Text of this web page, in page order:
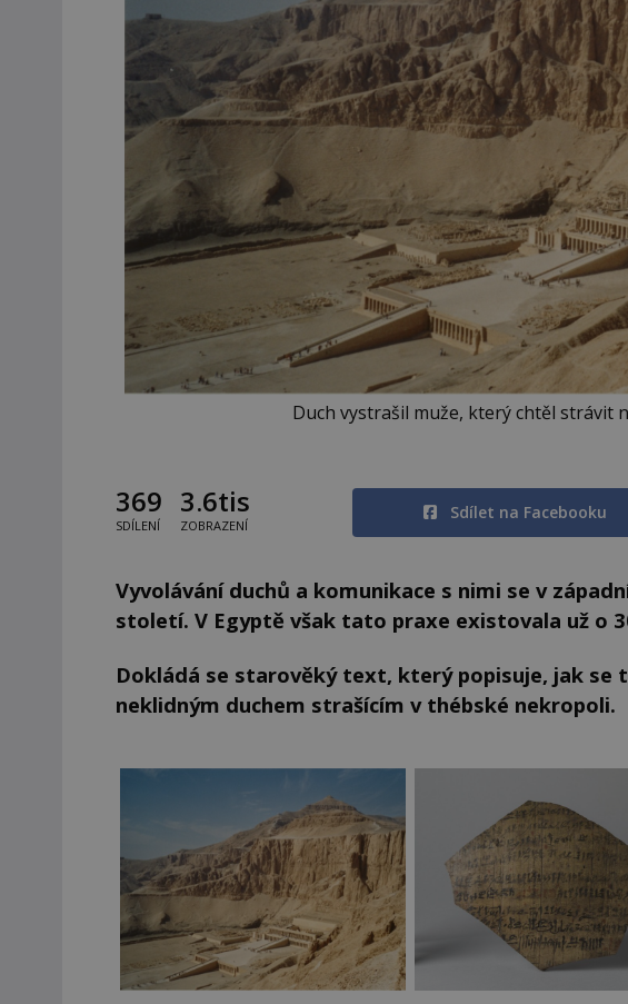
Duch vystrašil muže, který chtěl strávit
369
SDÍLENÍ
3.6tis
ZOBRAZENÍ
Sdílet na Facebooku
Vyvolávání duchů a komunikace s nimi se v
století. V Egyptě však tato praxe existovala už o
Dokládá se starověký text, který popisuje, jak se
neklidným duchem strašícím v thébské nekropoli.